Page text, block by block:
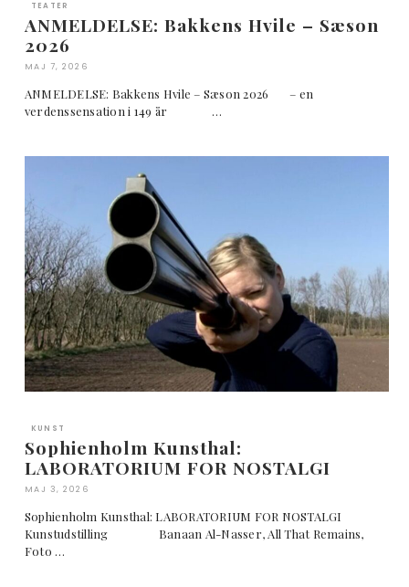
TEATER
ANMELDELSE: Bakkens Hvile – Sæson
2026
MAJ 7, 2026
ANMELDELSE: Bakkens Hvile – Sæson 2026 – en
verdenssensation i 149 år …
KUNST
Sophienholm Kunsthal:
LABORATORIUM FOR NOSTALGI
MAJ 3, 2026
Sophienholm Kunsthal: LABORATORIUM FOR NOSTALGI
Kunstudstilling Banaan Al-Nasser, All That Remains,
Foto …